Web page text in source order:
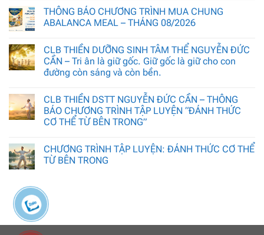
THÔNG BÁO CHƯƠNG TRÌNH MUA CHUNG
ABALANCA MEAL – THÁNG 08/2026
CLB THIỀN DƯỠNG SINH TÂM THỂ NGUYỄN ĐỨC
CẦN – Tri ân là giữ gốc. Giữ gốc là giữ cho con
đường còn sáng và còn bền.
CLB THIỀN DSTT NGUYỄN ĐỨC CẦN – THÔNG
BÁO CHƯƠNG TRÌNH TẬP LUYỆN “ĐÁNH THỨC
CƠ THỂ TỪ BÊN TRONG”
CHƯƠNG TRÌNH TẬP LUYỆN: ĐÁNH THỨC CƠ THỂ
TỪ BÊN TRONG